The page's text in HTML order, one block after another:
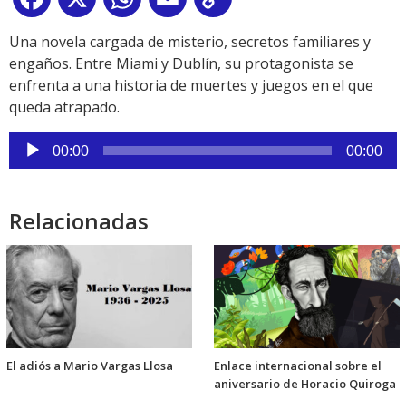
Link
Una novela cargada de misterio, secretos familiares y
engaños. Entre Miami y Dublín, su protagonista se
enfrenta a una historia de muertes y juegos en el que
queda atrapado.
Reproductor
de
00:00 00:00
Relacionadas
El adiós a Mario Vargas Llosa
Enlace internacional sobre el
aniversario de Horacio Quiroga